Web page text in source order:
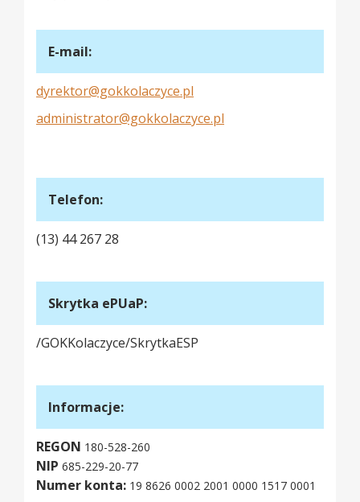
E-mail:
dyrektor@gokkolaczyce.pl
administrator@gokkolaczyce.pl
Telefon:
(13) 44 267 28
Skrytka ePUaP:
/GOKKolaczyce/SkrytkaESP
Informacje:
REGON 180-528-260
NIP 685-229-20-77
Numer konta: 19 8626 0002 2001 0000 1517 0001